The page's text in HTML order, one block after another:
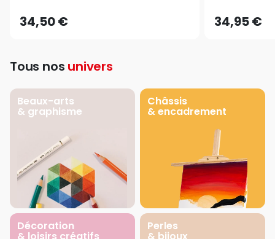
34,50 € 34,95 €
Tous nos univers
Beaux-arts
& graphisme
Châssis
& encadrement
Décoration Perles